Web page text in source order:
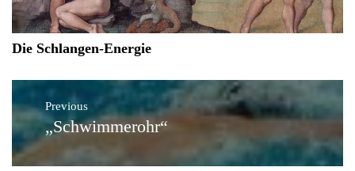
Die Schlangen-Energie
Beitragsnavigation
Previous
Previous
„Schwimmerohr“